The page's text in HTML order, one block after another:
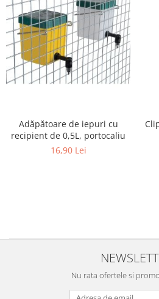
Adăpătoare de iepuri cu
recipient de 0,5L, portocaliu
16,90 Lei
Nu rata ofertele si